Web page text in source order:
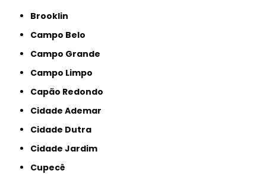
Brooklin
Campo Belo
Campo Grande
Campo Limpo
Capão Redondo
Cidade Ademar
Cidade Dutra
Cidade Jardim
Cupecê